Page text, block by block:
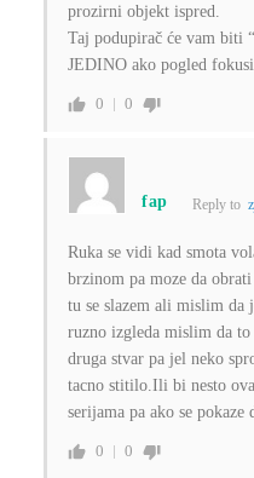
prozirni objekt ispred.
Taj podupirač će vam biti
JEDINO ako pogled
0 0
fap Reply to
Ruka se vidi kad smota
brzinom pa moze da
tu se slazem ali mislim da
ruzno izgleda mislim da
druga stvar pa jel neko
tacno stitilo.Ili bi nesto
serijama pa ako se pokaze
0 0